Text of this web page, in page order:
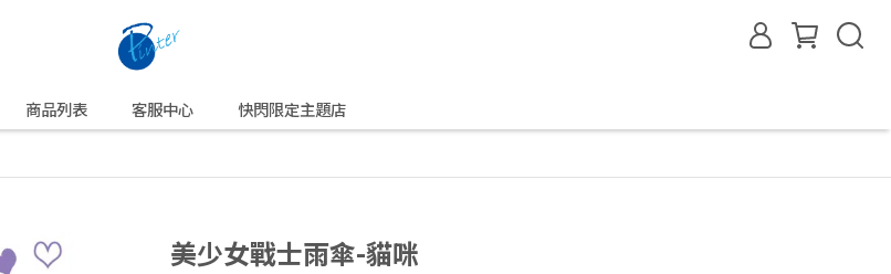
商品列表 客服中心 快閃限定主題店
美少女戰士雨傘-貓咪